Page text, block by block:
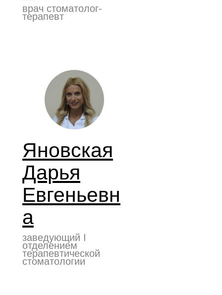
врач стоматолог-
терапевт
Яновская
Дарья
Евгеньевн
а
заведующий I
отделением
терапевтической
стоматологии